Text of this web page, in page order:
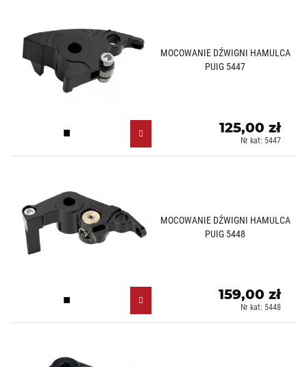
MOCOWANIE DŹWIGNI HAMULCA
PUIG 5447
Czarny (N)
125,00 zł
Nr kat: 5447
MOCOWANIE DŹWIGNI HAMULCA
PUIG 5448
Czarny (N)
159,00 zł
Nr kat: 5448